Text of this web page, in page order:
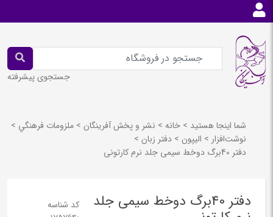
جستجوی پیشرفته
شما اینجا هستید > خانه > نشر و پخش آفرينگان > ملزومات فرهنگي >
نوشت‌افزار > اليپون > دفتر زبان >
دفتر 40برگ دوخط سیمی جلد نرم کارتونی
دفتر 40برگ دوخط سیمی جلد
کد شناسه